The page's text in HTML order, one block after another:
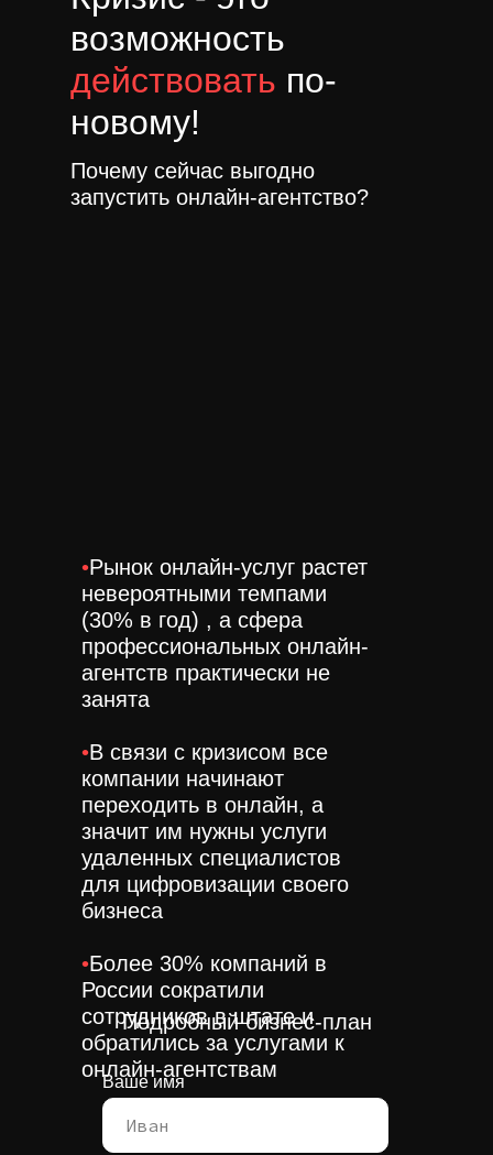
возможность
действовать по-
новому!
Почему сейчас выгодно
запустить онлайн-агентство?
•Рынок онлайн-услуг растет
невероятными темпами
(30% в год) , а сфера
профессиональных онлайн-
агентств практически не
занята
•В связи с кризисом все
компании начинают
переходить в онлайн, а
значит им нужны услуги
удаленных специалистов
для цифровизации своего
бизнеса
•Более 30% компаний в
России сократили
сотрудников в штате и
обратились за услугами к
онлайн-агентствам
Ваше имя
Подробный бизнес-план